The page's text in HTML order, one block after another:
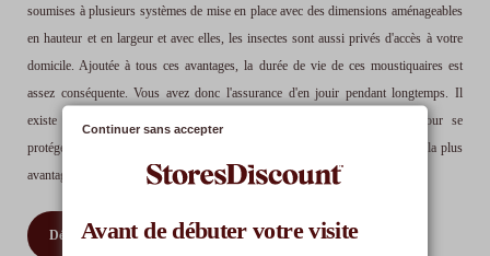
soumises à plusieurs systèmes de mise en place avec des dimensions aménageables
en hauteur et en largeur et avec elles, les insectes sont aussi privés d'accès à votre
domicile. Ajoutée à tous ces avantages, la durée de vie de ces moustiquaires est
assez conséquente. Vous avez donc l'assurance d'en jouir pendant longtemps. Il
existe d'autres solutions efficaces outre les moustiquaires anti-pollen pour se
protéger contre les allergies au pollen chez soi, mais celle-ci est assurément la plus
avantageuse.
Découvrez nos moustiquaires sur mesure
Avant de débuter votre visite
Continuer sans accepter